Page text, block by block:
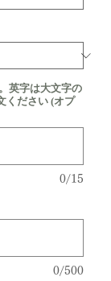
英字は大文字の
ください (オプ
0/15
0/500